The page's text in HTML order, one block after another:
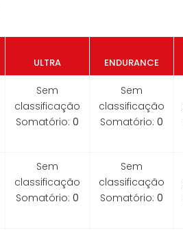
ULTRA ENDURANCE
Sem
classificação
Somatório: 0
Sem
classificação
Somatório: 0
Sem
classificação
Somatório: 0
Sem
classificação
Somatório: 0